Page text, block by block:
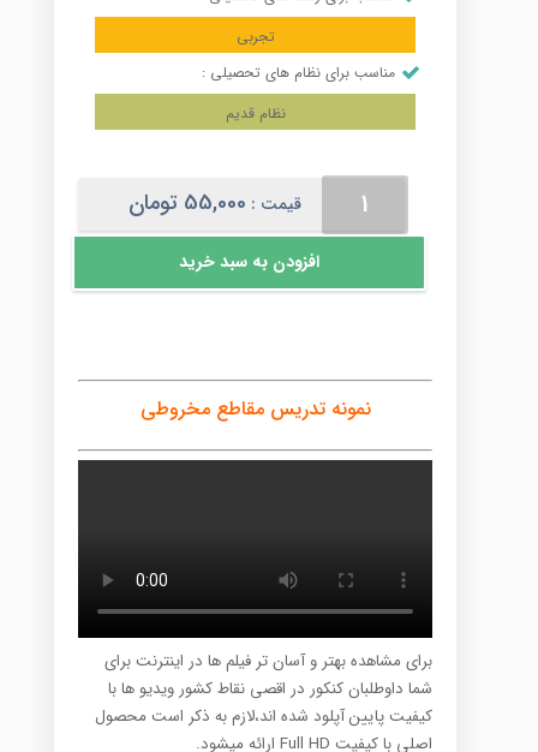
تجربی
مناسب برای نظام های تحصیلی :
نظام قدیم
مخروطی
عدد
قیمت : 55,000 تومان
افزودن به سبد خرید
نمونه تدریس مقاطع مخروطی
برای مشاهده بهتر و آسان تر فیلم ها در اینترنت برای
شما داوطلبان کنکور در اقصی نقاط کشور ویدیو ها با
کیفیت پایین آپلود شده اند،لازم به ذکر است محصول
اصلی با کیفیت Full HD ارائه میشود.